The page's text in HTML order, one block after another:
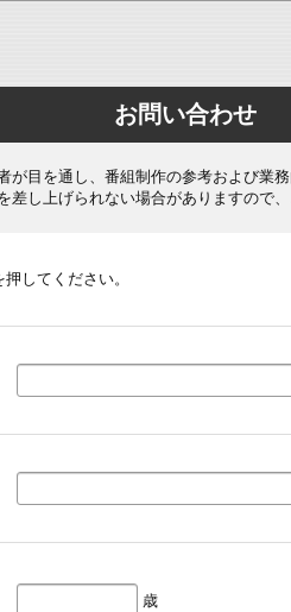
お問い合わせ
目を通し、番組制作の参考および業
し上げられない場合がありますので、
してください。
歳